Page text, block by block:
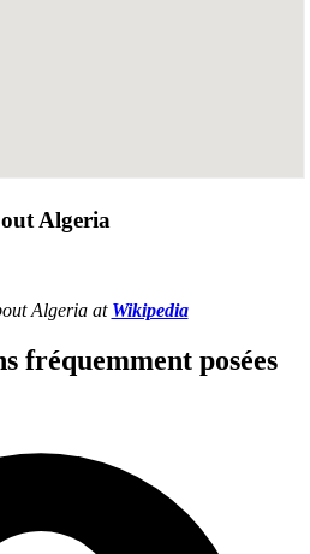
Algeria
Algeria at Wikipedia
fréquemment posées